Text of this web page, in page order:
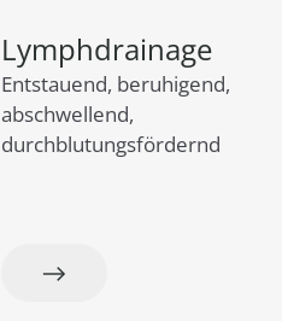
Lymphdrainage
Entstauend, beruhigend,
abschwellend,
durchblutungsfördernd